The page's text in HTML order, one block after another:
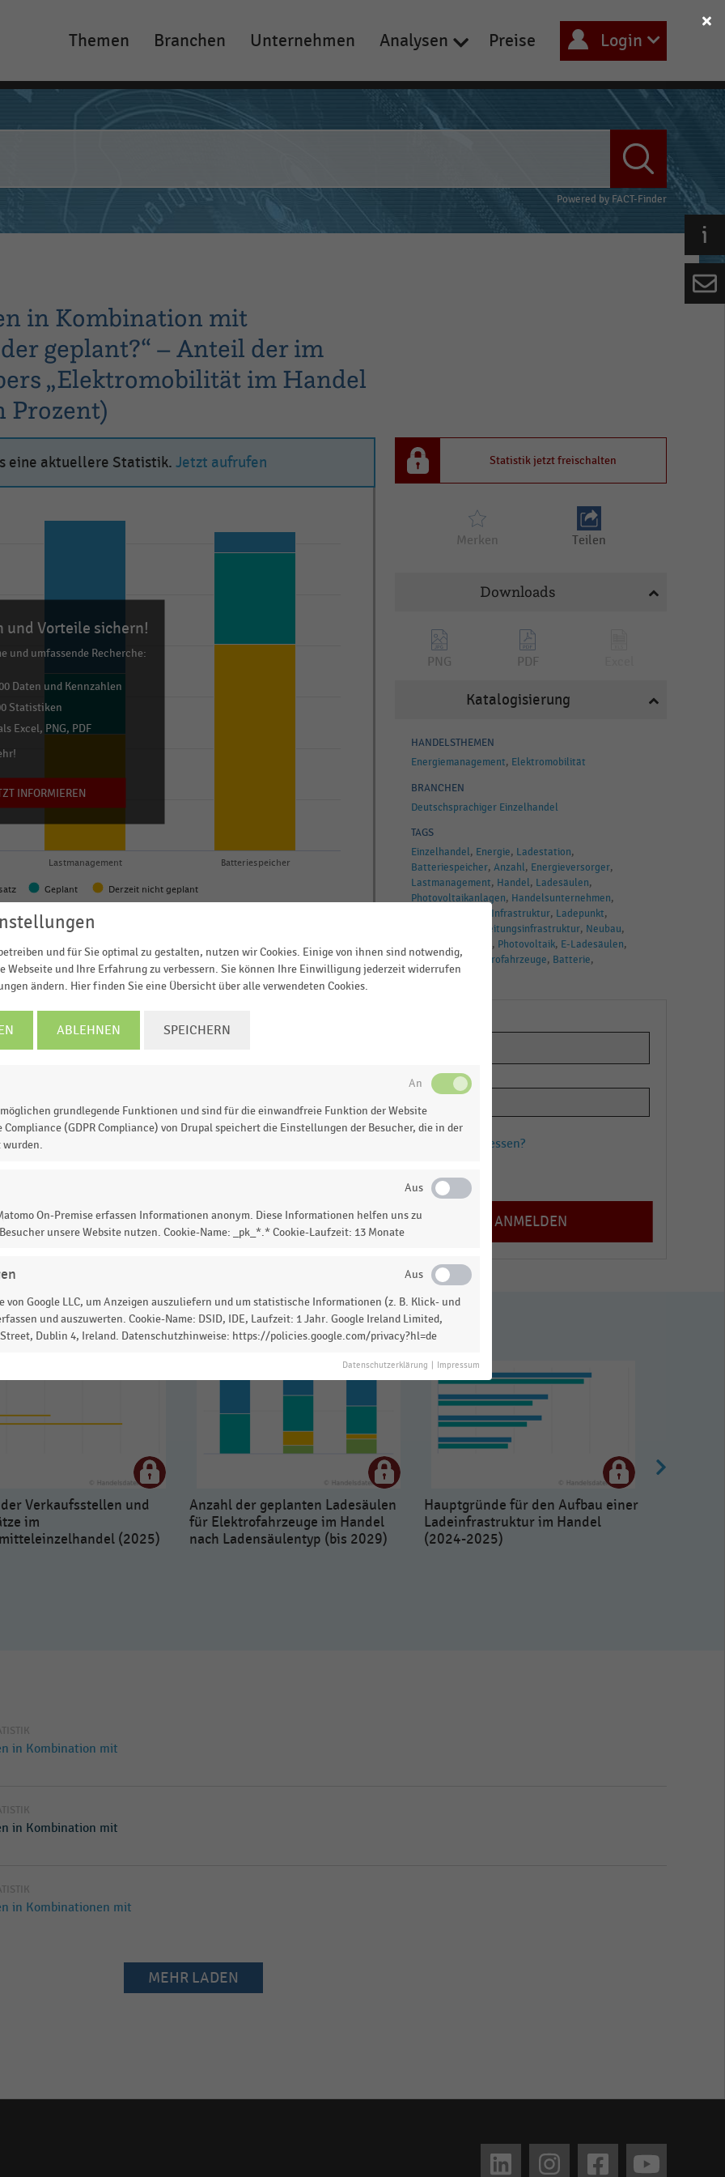
Main
navigation
Themen Branchen Unternehmen Analysen Preise Login
Powered by FACT-Finder
in Kombination mit
geplant?“ – Anteil der im
„Elektromobilität im Handel
Prozent)
eine aktuellere Statistik. Jetzt aufrufen
Geplant Derzeit nicht geplant
Lastmanagement Batteriespeicher
und Vorteile sichern!
und umfassende Recherche:
Daten und Kennzahlen
Statistiken
Excel, PNG, PDF
INFORMIEREN
EHI-Whitepapers „
ob sie die Technologien „Photovoltaikanlagen“,
mit den geplanten und/oder installierten
Photovoltaikanlagenin Kombination mit
Statistik? Jetzt einloggen oderinformieren
Statistik jetzt freischalten
Merken Teilen
Downloads
PNG PDF
Katalogisierung
HANDELSTHEMEN
Energiemanagement Elektromobilität
BRANCHEN
Deutschsprachiger Einzelhandel
TAGS
Einzelhandel Energie Ladestation
Batteriespeicher Anzahl Energieversorger
Lastmanagement Handel Ladesäulen
Photovoltaikanlagen Handelsunternehmen
Infrastruktur Ladepunkt
Leitungsinfrastruktur Neubau
Photovoltaik E-Ladesäulen
Stellplätze
Elektrofahrzeuge Batterie
E-Mobilität
Passwort vergessen?
Registrieren
Verkaufsstellen und
im
(2025)
Anzahl der geplanten Ladesäulen
für Elektrofahrzeuge im Handel
nach Ladensäulentyp (bis 2029)
Hauptgründe für den Aufbau einer
Ladeinfrastruktur im Handel
(2024-2025)
in Kombination mit
in Kombination mit
in Kombinationen mit
MEHR LADEN
und für Sie optimal zu gestalten, nutzen wir Cookies. Einige von ihnen sind notwendig,
Webseite und Ihre Erfahrung zu verbessern. Sie können Ihre Einwilligung jederzeit widerrufen
ändern. Hier finden Sie eine Übersicht über alle verwendeten Cookies.
ABLEHNEN SPEICHERN
grundlegende Funktionen und sind für die einwandfreie Funktion der Website
(GDPR Compliance) von Drupal speichert die Einstellungen der Besucher, die in der
wurden.
On-Premise erfassen Informationen anonym. Diese Informationen helfen uns zu
unsere Website nutzen. Cookie-Name: _pk_*.* Cookie-Laufzeit: 13 Monate
von Google LLC, um Anzeigen auszuliefern und um statistische Informationen (z. B. Klick- und
und auszuwerten. Cookie-Name: DSID, IDE, Laufzeit: 1 Jahr. Google Ireland Limited,
Street, Dublin 4, Ireland. Datenschutzhinweise: https://policies.google.com/privacy?hl=de
Datenschutzerklärung Impressum